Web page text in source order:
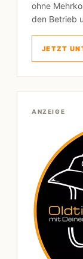
ohne
den Betrieb
JETZT
ANZEIGE